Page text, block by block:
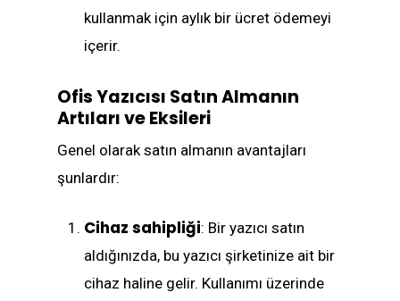
kullanmak için aylık bir ücret ödemeyi
içerir.
Ofis Yazıcısı Satın Almanın
Artıları ve Eksileri
Genel olarak satın almanın avantajları
şunlardır:
Cihaz sahipliği: Bir yazıcı satın
aldığınızda, bu yazıcı şirketinize ait bir
cihaz haline gelir. Kullanımı üzerinde